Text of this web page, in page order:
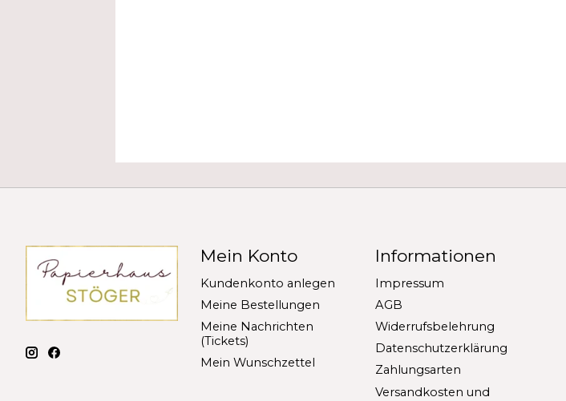
Mein Konto
Kundenkonto anlegen
Meine Bestellungen
Meine Nachrichten
(Tickets)
Mein Wunschzettel
Informationen
Impressum
AGB
Widerrufsbelehrung
Datenschutzerklärung
Zahlungsarten
Versandkosten und